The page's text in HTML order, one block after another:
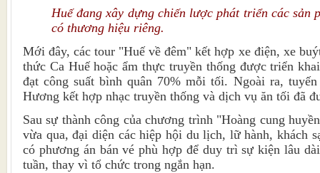
Huế đang xây dựng chiến lược phát triển các sản
có thương hiệu riêng.
Mới đây, các tour "Huế về đêm" kết hợp xe điện, xe
thức Ca Huế hoặc ẩm thực truyền thống được triển
đạt công suất bình quân 70% mỗi tối. Ngoài ra,
Hương kết hợp nhạc truyền thống và dịch vụ ăn tối đã
Sau sự thành công của chương trình "Hoàng cung
vừa qua, đại diện các hiệp hội du lịch, lữ hành, khách
có phương án bán vé phù hợp để duy trì sự kiện lâu
tuần, thay vì tổ chức trong ngắn hạn.